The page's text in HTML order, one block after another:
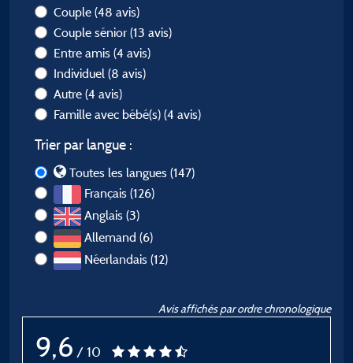
Couple (48 avis)
Couple sénior (13 avis)
Entre amis (4 avis)
Individuel (8 avis)
Autre (4 avis)
Famille avec bébé(s) (4 avis)
Trier par langue :
Toutes les langues (147)
Français (126)
Anglais (3)
Allemand (6)
Néerlandais (12)
Avis affichés par ordre chronologique
9,6 / 10